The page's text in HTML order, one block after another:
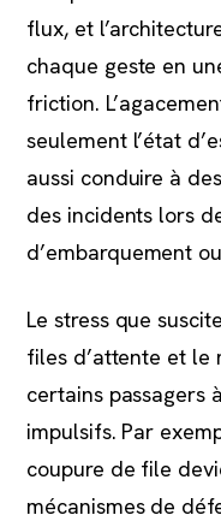
flux, et
chaque geste en
friction.
seulement l’état
aussi conduire à
des incidents lors
d’embarquement
Le stress que
files d’attente et le
certains passagers
impulsifs. Par
coupure de file
mécanismes de